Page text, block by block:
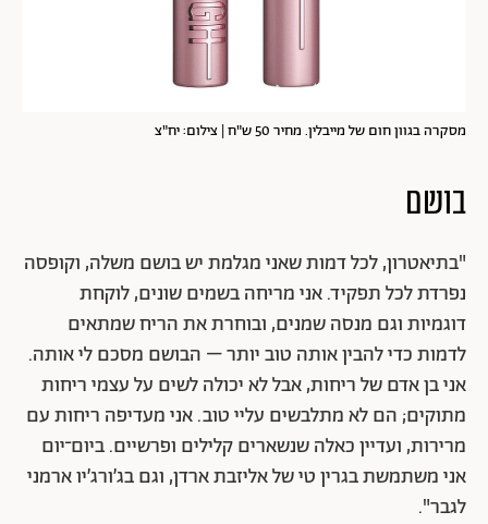
מסקרה בגוון חום של מייבלין. מחיר 50 ש"ח | צילום: יח"צ
בושם
"בתיאטרון, לכל דמות שאני מגלמת יש בושם משלה, וקופסה
נפרדת לכל תפקיד. אני מריחה בשמים שונים, לוקחת
דוגמיות וגם מנסה שמנים, ובוחרת את הריח שמתאים
לדמות כדי להבין אותה טוב יותר – הבושם מסכם לי אותה.
אני בן אדם של ריחות, אבל לא יכולה לשים על עצמי ריחות
מתוקים; הם לא מתלבשים עליי טוב. אני מעדיפה ריחות עם
מרירות, ועדיין כאלה שנשארים קלילים ופרשיים. ביום־יום
אני משתמשת בגרין טי של אליזבת ארדן, וגם בג׳ורג׳יו ארמני
לגבר".